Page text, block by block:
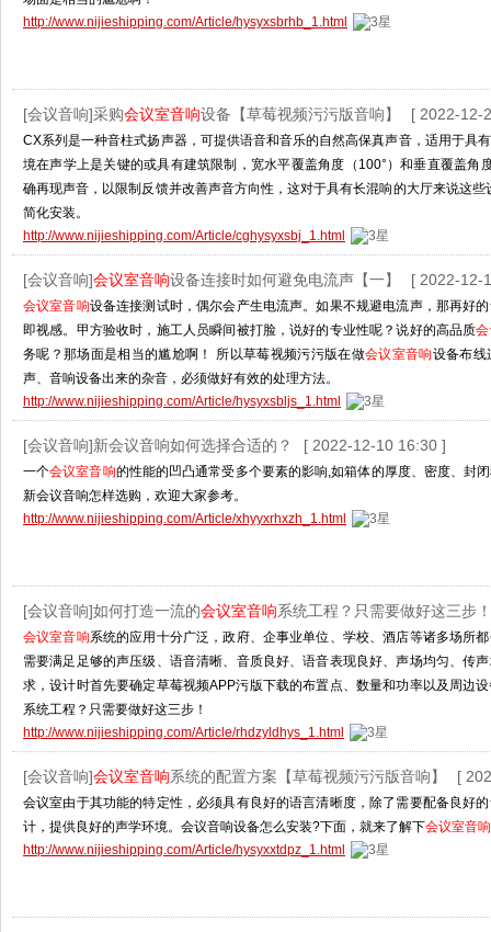
http://www.nijieshipping.com/Article/hysyxsbrhb_1.html
[会议音响]采购会议室音响设备【草莓视频污污版音响】 [ 2022-12-
CX系列是一种音柱式扬声器，可提供语音和音乐的自然高保真声音，适用于具
境在声学上是关键的或具有建筑限制，宽水平覆盖角度（100°）和垂直覆盖角
确再现声音，以限制反馈并改善声音方向性，这对于具有长混响的大厅来说这
简化安装。
http://www.nijieshipping.com/Article/cghysyxsbj_1.html
[会议音响]会议室音响设备连接时如何避免电流声【一】 [ 2022-12-
会议室音响设备连接测试时，偶尔会产生电流声。如果不规避电流声，那再好
即视感。甲方验收时，施工人员瞬间被打脸，说好的专业性呢？说好的高品质
务呢？那场面是相当的尴尬啊！ 所以草莓视频污污版在做会议室音响设备布线
声、音响设备出来的杂音，必须做好有效的处理方法。
http://www.nijieshipping.com/Article/hysyxsbljs_1.html
[会议音响]新会议音响如何选择合适的？ [ 2022-12-10 16:30 ]
一个会议室音响的性能的凹凸通常受多个要素的影响,如箱体的厚度、密度、封
新会议音响怎样选购，欢迎大家参考。
http://www.nijieshipping.com/Article/xhyyxrhxzh_1.html
[会议音响]如何打造一流的会议室音响系统工程？只需要做好这三步！
会议室音响系统的应用十分广泛，政府、企事业单位、学校、酒店等诸多场所
需要满足足够的声压级、语音清晰、音质良好、语音表现良好、声场均匀、传
求，设计时首先要确定草莓视频APP污版下载的布置点、数量和功率以及周边
系统工程？只需要做好这三步！
http://www.nijieshipping.com/Article/rhdzyldhys_1.html
[会议音响]会议室音响系统的配置方案【草莓视频污污版音响】 [
会议室由于其功能的特定性，必须具有良好的语言清晰度，除了需要配备良好
计，提供良好的声学环境。会议音响设备怎么安装?下面，就来了解下会议室音响
http://www.nijieshipping.com/Article/hysyxxtdpz_1.html